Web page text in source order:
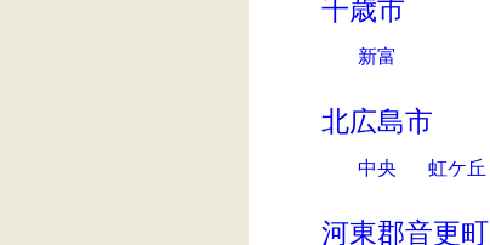
千歳市
新富
北広島市
中央 虹ケ丘
河東郡音更町